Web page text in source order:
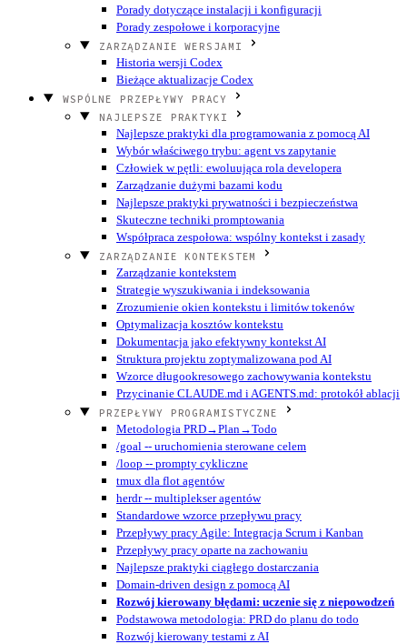
Porady dotyczące instalacji i konfiguracji
Porady zespołowe i korporacyjne
ZARZĄDZANIE WERSJAMI
Historia wersji Codex
Bieżące aktualizacje Codex
WSPÓLNE PRZEPŁYWY PRACY
NAJLEPSZE PRAKTYKI
Najlepsze praktyki dla programowania z pomocą AI
Wybór właściwego trybu: agent vs zapytanie
Człowiek w pętli: ewoluująca rola developera
Zarządzanie dużymi bazami kodu
Najlepsze praktyki prywatności i bezpieczeństwa
Skuteczne techniki promptowania
Współpraca zespołowa: wspólny kontekst i zasady
ZARZĄDZANIE KONTEKSTEM
Zarządzanie kontekstem
Strategie wyszukiwania i indeksowania
Zrozumienie okien kontekstu i limitów tokenów
Optymalizacja kosztów kontekstu
Dokumentacja jako efektywny kontekst AI
Struktura projektu zoptymalizowana pod AI
Wzorce długookresowego zachowywania kontekstu
Przycinanie CLAUDE.md i AGENTS.md: protokół ablacji
PRZEPŁYWY PROGRAMISTYCZNE
Metodologia PRD→Plan→Todo
/goal -- uruchomienia sterowane celem
/loop -- prompty cykliczne
tmux dla flot agentów
herdr -- multiplekser agentów
Standardowe wzorce przepływu pracy
Przepływy pracy Agile: Integracja Scrum i Kanban
Przepływy pracy oparte na zachowaniu
Najlepsze praktyki ciągłego dostarczania
Domain-driven design z pomocą AI
Rozwój kierowany błędami: uczenie się z niepowodzeń
Podstawowa metodologia: PRD do planu do todo
Rozwój kierowany testami z AI